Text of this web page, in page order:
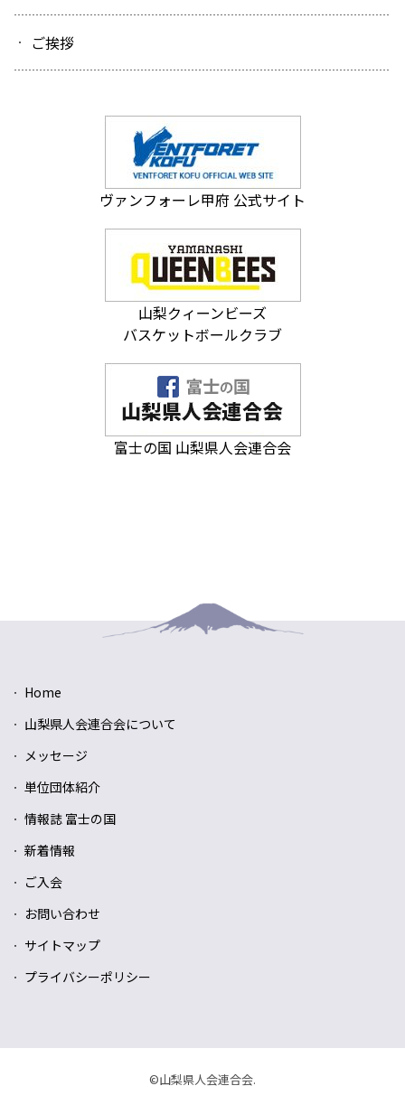
ご挨拶
ヴァンフォーレ甲府 公式サイト
山梨クィーンビーズ
バスケットボールクラブ
富士の国 山梨県人会連合会
Home
山梨県人会連合会について
メッセージ
単位団体紹介
情報誌 富士の国
新着情報
ご入会
お問い合わせ
サイトマップ
プライバシーポリシー
©山梨県人会連合会.